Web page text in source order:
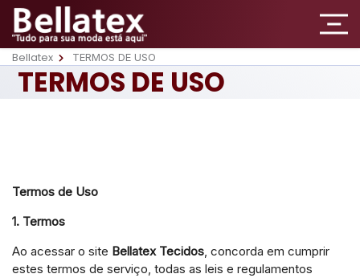
Bellatex TERMOS DE USO
TERMOS DE USO
Termos de Uso
1. Termos
Ao acessar o site Bellatex Tecidos, concorda em cumprir
estes termos de serviço, todas as leis e regulamentos